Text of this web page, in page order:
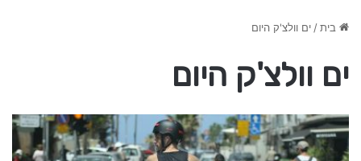
בית/ים וולצ'ק היום
ים וולצ'ק היום